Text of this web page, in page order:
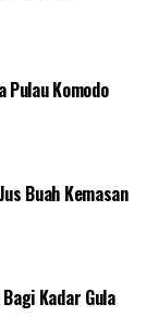
Pulau Komodo
Buah Kemasan
Kadar Gula